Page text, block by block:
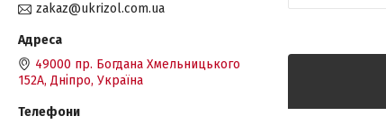
zakaz@ukrizol.com.ua
49000 пр. Богдана Хмельницького
152А, Дніпро, Україна